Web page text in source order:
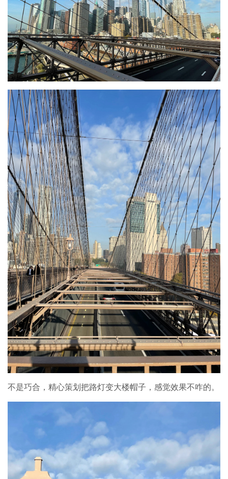
不是巧合，精心策划把路灯变大楼帽子，感觉效果不咋的。